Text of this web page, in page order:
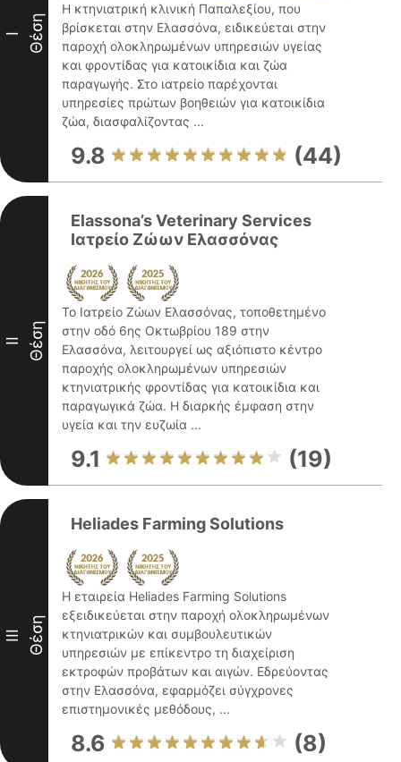
I Θέση
Η κτηνιατρική κλινική Παπαλεξίου, που
βρίσκεται στην Ελασσόνα, ειδικεύεται στην
παροχή ολοκληρωμένων υπηρεσιών υγείας
και φροντίδας για κατοικίδια και ζώα
παραγωγής. Στο ιατρείο παρέχονται
υπηρεσίες πρώτων βοηθειών για κατοικίδια
ζώα, διασφαλίζοντας ...
9.8 (44)
II Θέση
Elassona’s Veterinary Services
Ιατρείο Ζώων Ελασσόνας
Το Ιατρείο Ζώων Ελασσόνας, τοποθετημένο
στην οδό 6ης Οκτωβρίου 189 στην
Ελασσόνα, λειτουργεί ως αξιόπιστο κέντρο
παροχής ολοκληρωμένων υπηρεσιών
κτηνιατρικής φροντίδας για κατοικίδια και
παραγωγικά ζώα. Η διαρκής έμφαση στην
υγεία και την ευζωία ...
9.1 (19)
III Θέση
Heliades Farming Solutions
Η εταιρεία Heliades Farming Solutions
εξειδικεύεται στην παροχή ολοκληρωμένων
κτηνιατρικών και συμβουλευτικών
υπηρεσιών με επίκεντρο τη διαχείριση
εκτροφών προβάτων και αιγών. Εδρεύοντας
στην Ελασσόνα, εφαρμόζει σύγχρονες
επιστημονικές μεθόδους, ...
8.6 (8)